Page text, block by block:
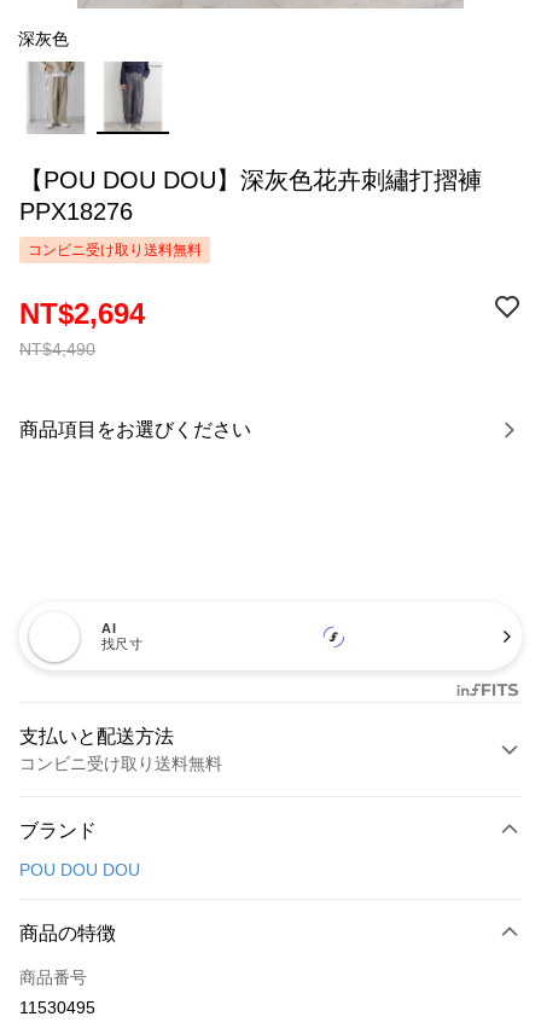
深灰色
【POU DOU DOU】深灰色花卉刺繡打摺褲
PPX18276
コンビニ受け取り送料無料
NT$4,490
NT$2,694
商品項目をお選びください
AI
找尺寸
支払いと配送方法
コンビニ受け取り送料無料
クレジットカード1回払い
LINE Pay
Apple Pay
ブランド
POU DOU DOU
商品の特徴
商品番号
11530495